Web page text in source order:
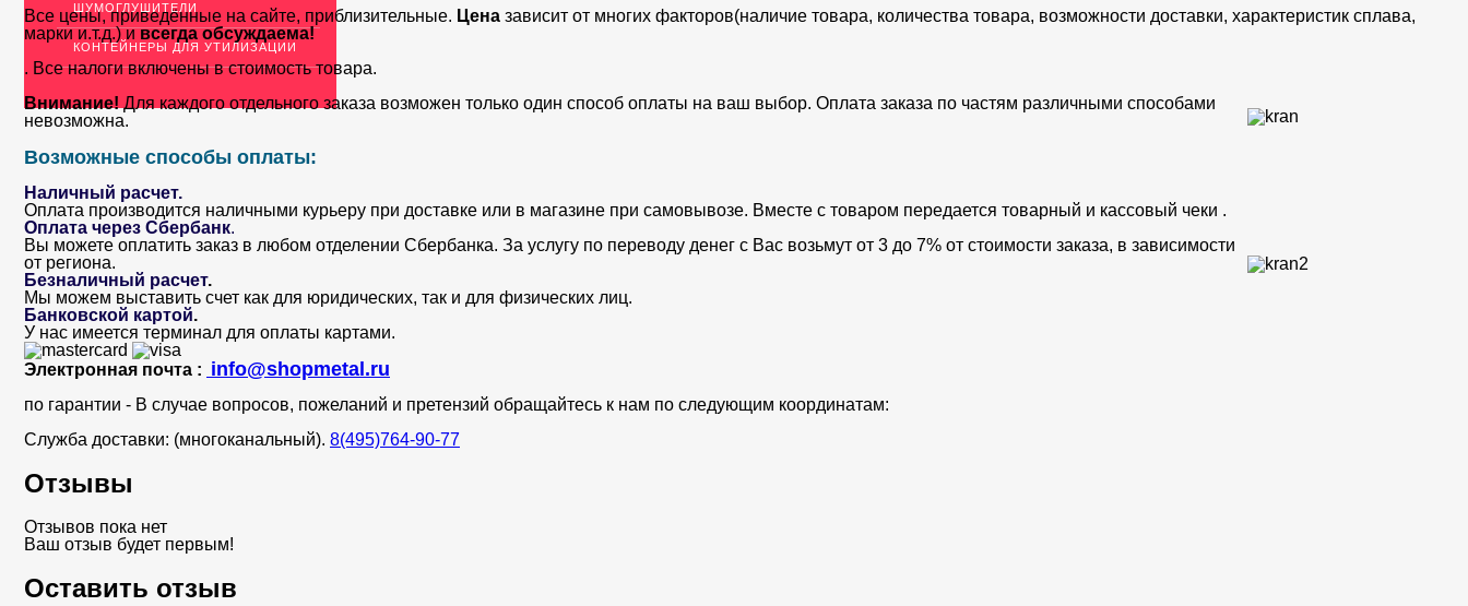
ШУМОГЛУШИТЕЛИ
КОНТЕЙНЕРЫ ДЛЯ УТИЛИЗАЦИИ
Все цены, приведённые на сайте, приблизительные. Цена зависит от многих факторов(наличие товара, количества товара, возможности доставки, характеристик сплава,
марки и.т.д.) ивсегда обсуждаема!
. Все налоги включены в стоимость товара.
Внимание! Для каждого отдельного заказа возможен только один способ оплаты на ваш выбор. Оплата заказа по частям различными способами
невозможна.
Возможные способы оплаты:
Наличный расчет.
Оплата производится наличными курьеру при доставке или в магазине при самовывозе. Вместе с товаром передается товарный и кассовый чеки .
Оплата через Сбербанк.
Вы можете оплатить заказ в любом отделении Сбербанка. За услугу по переводу денег с Вас возьмут от 3 до 7% от стоимости заказа, в зависимости
от региона.
Безналичный расчет.
Мы можем выставить счет как для юридических, так и для физических лиц.
Банковской картой.
У нас имеется терминал для оплаты картами.
Электронная почта : info@shopmetal.ru
по гарантии - В случае вопросов, пожеланий и претензий обращайтесь к нам по следующим координатам:
Служба доставки: (многоканальный). 8(495)764-90-77
Отзывы
Отзывов пока нет
Ваш отзыв будет первым!
Оставить отзыв